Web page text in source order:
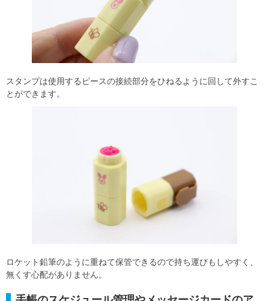
スタンプは使用するピースの接続部分をひねるように回して外すこ
とができます。
ロケット鉛筆のように重ねて保管できるので持ち運びもしやすく、
無くす心配がありません。